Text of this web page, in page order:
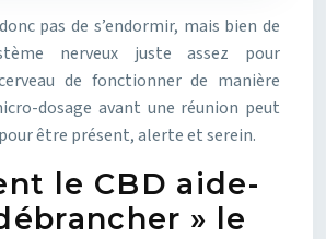
pas de s’endormir, mais bien de
nerveux juste assez pour
de fonctionner de manière
dosage avant une réunion peut
être présent, alerte et serein.
le CBD aide-
» le